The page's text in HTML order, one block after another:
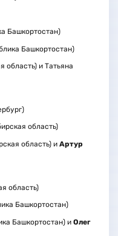
Башкортостан)
Башкортостан)
область) и Татьяна
область)
область) и Артур
область)
Башкортостан)
Башкортостан) и Олег